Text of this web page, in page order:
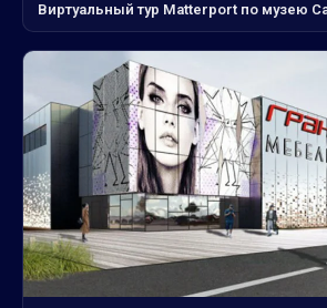
Виртуальный тур Matterport по музею